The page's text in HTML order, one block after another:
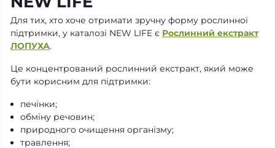
Для тих, хто хоче отримати зручну форму рослинної
підтримки, у каталозі NEW LIFE є Рослинний екстракт
ЛОПУХА.
Це концентрований рослинний екстракт, який може
бути корисним для підтримки:
печінки;
обміну речовин;
природного очищення організму;
травлення;